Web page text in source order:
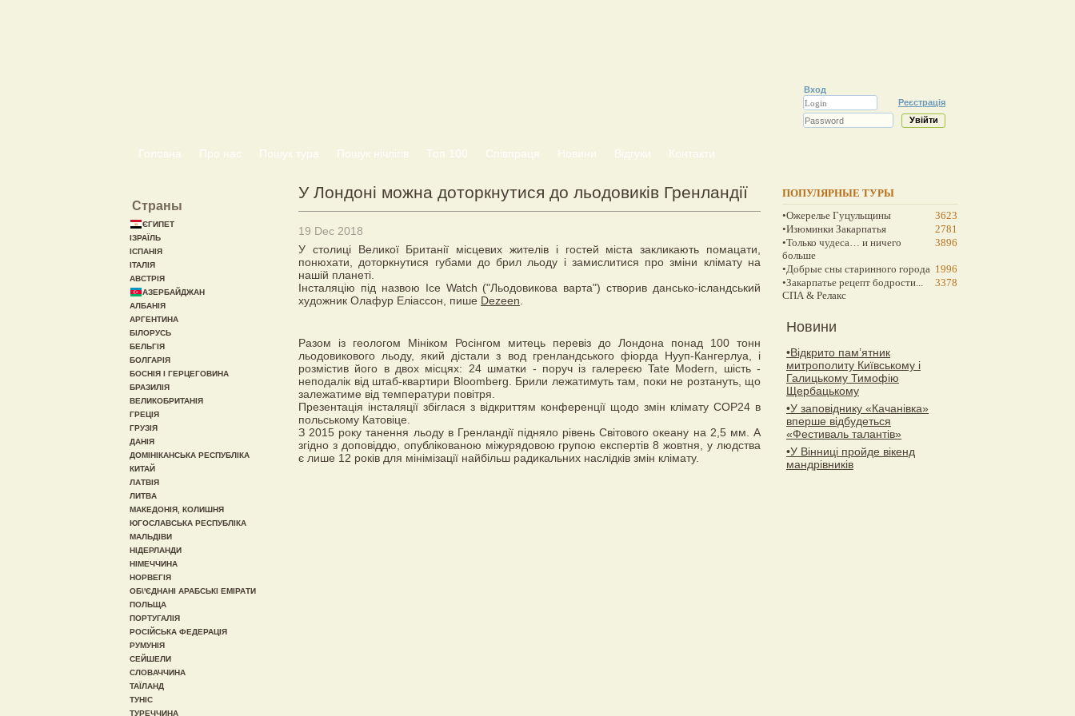
Вход
Реєстрація
Головна Про нас Пошук тура Пошук нічлігів Топ 100 Співпраця Новини Відгуки Контакти
У Лондоні можна доторкнутися до льодовиків Гренландії
19 Dec 2018
У столиці Великої Британії місцевих жителів і гостей міста закликають помацати,
понюхати, доторкнутися губами до брил льоду і замислитися про зміни клімату на
нашій планеті.
Інсталяцію під назвою Ice Watch ("Льодовикова варта") створив дансько-ісландський
художник Олафур Еліассон, пише Dezeen
Разом із геологом Мініком Росінгом митець перевіз до Лондона понад 100 тонн
льодовикового льоду, який дістали з вод гренландського фіорда Нууп-Кангерлуа, і
розмістив його в двох місцях: 24 шматки - поруч із галереєю Tate Modern, шість -
неподалік від штаб-квартири Bloomberg. Брили лежатимуть там, поки не розтануть, що
залежатиме від температури повітря.
Презентація інсталяції збіглася з відкриттям конференції щодо змін клімату COP24 в
польському Катовіце.
З 2015 року танення льоду в Гренландії підняло рівень Світового океану на 2,5 мм. А
згідно з доповіддю, опублікованою міжурядовою групою експертів 8 жовтня, у людства
є лише 12 років для мінімізації найбільш радикальних наслідків змін клімату.
Страны
ЄГИПЕТ
ІЗРАЇЛЬ
ІСПАНІЯ
ІТАЛІЯ
АВСТРІЯ
АЗЕРБАЙДЖАН
АЛБАНІЯ
АРГЕНТИНА
БІЛОРУСЬ
БЕЛЬГІЯ
БОЛГАРІЯ
БОСНІЯ І ГЕРЦЕГОВИНА
БРАЗИЛІЯ
ВЕЛИКОБРИТАНІЯ
ГРЕЦІЯ
ГРУЗІЯ
ДАНІЯ
ДОМІНІКАНСЬКА РЕСПУБЛІКА
КИТАЙ
ЛАТВІЯ
ЛИТВА
МАКЕДОНІЯ, КОЛИШНЯ
ЮГОСЛАВСЬКА РЕСПУБЛІКА
МАЛЬДІВИ
НІДЕРЛАНДИ
НІМЕЧЧИНА
НОРВЕГІЯ
ОБ\'ЄДНАНІ АРАБСЬКІ ЕМІРАТИ
ПОЛЬЩА
ПОРТУГАЛІЯ
РОСІЙСЬКА ФЕДЕРАЦІЯ
РУМУНІЯ
СЕЙШЕЛИ
СЛОВАЧЧИНА
ТАЇЛАНД
ТУНІС
ТУРЕЧЧИНА
ПОПУЛЯРНЫЕ ТУРЫ
•Ожерелье Гуцульщины
3623
•Изюминки Закарпатья
2781
•Только чудеса… и ничего
больше
3896
•Добрые сны старинного города 1996
•Закарпатье рецепт бодрости...
СПА & Релакс
3378
Новини
•Відкрито пам’ятник
митрополиту Київському і
Галицькому Тимофію
Щербацькому
•У заповіднику «Качанівка»
вперше відбудеться
«Фестиваль талантів»
•У Вінниці пройде вікенд
мандрівників